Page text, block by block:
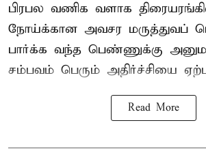
பிரபல வணிக வளாக
நோய்க்கான அவசர மருத்துவப்
பார்க்க வந்த பெண்ணுக்கு
சம்பவம் பெரும் அதிர்ச்சியை
Read More